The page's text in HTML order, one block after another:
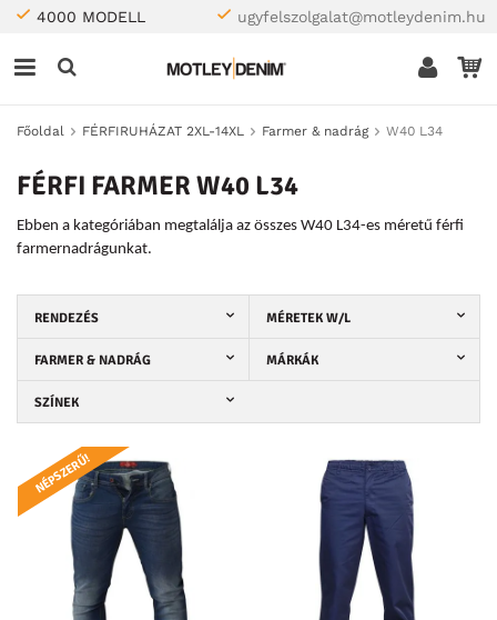
4000 MODELL ugyfelszolgalat@motleydenim.hu
Főoldal FÉRFIRUHÁZAT 2XL-14XL Farmer & nadrág W40 L34
FÉRFI FARMER W40 L34
Ebben a kategóriában megtalálja az összes W40 L34-es méretű férfi
farmernadrágunkat.
RENDEZÉS MÉRETEK W/L
FARMER & NADRÁG MÁRKÁK
SZÍNEK
NÉPSZERŰ!